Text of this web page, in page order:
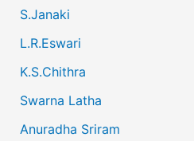
S.Janaki
L.R.Eswari
K.S.Chithra
Swarna Latha
Anuradha Sriram